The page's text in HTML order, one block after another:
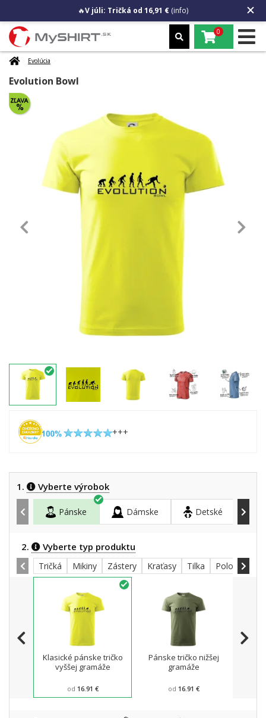
🔥V júli: Tričká od 16,91 € (info)
0
Evolúcia
Evolution Bowl
+++
1. Vyberte výrobok
Pánske Dámske Detské
2. Vyberte typ produktu
Tričká Mikiny Zástery Kraťasy Tilka Polokošele
Klasické pánske tričko
vyššej gramáže
od 16.91 €
Pánske tričko nižšej
gramáže
od 16.91 €